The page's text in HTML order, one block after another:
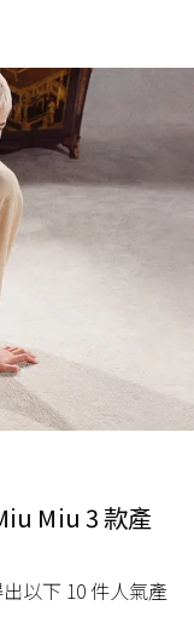
Miu 3 款產
以下 10 件人氣產